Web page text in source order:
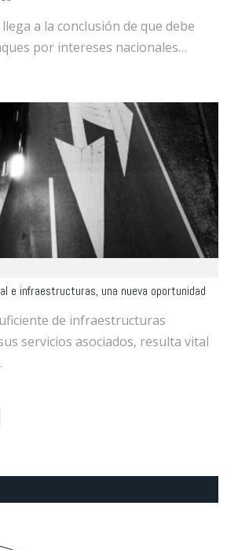
a la conclusión de que debe
por intereses nacionales…
e infraestructuras, una nueva oportunidad
de infraestructuras
servicios asociados, resulta vital